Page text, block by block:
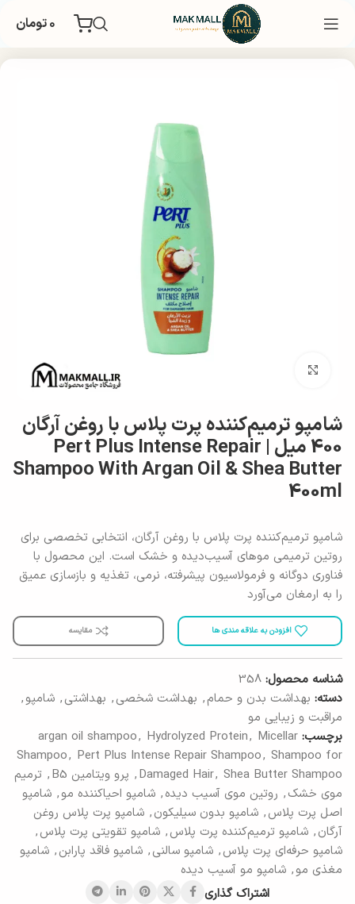
۰تومان
مراقبت و زیبایی مو
شامپو ترمیم‌کننده پرت پلاس با روغن آرگان
400 میل | Pert Plus Intense Repair
Shampoo With Argan Oil & Shea Butter
400ml
شامپو ترمیم‌کننده پرت پلاس با روغن آرگان، انتخابی تخصصی برای
روتین ترمیمی موهای آسیب‌دیده و خشک است. این محصول با
فناوری دوگانه و فرمولاسیون پیشرفته، نرمی، تغذیه و بازسازی عمیق
را به ارمغان می‌آورد
افزودن به علاقه مندی ها مقایسه
شناسه محصول: 358
دسته: بهداشت بدن و حمام, بهداشت شخصی, بهداشتی, شامپو,
مراقبت و زیبایی مو
برچسب:
argan oil shampoo, Hydrolyzed Protein, Micellar
Shampoo, Pert Plus Intense Repair Shampoo, Shampoo for
Damaged Hair, Shea Butter Shampoo
, پرو ویتامین B5 , ترمیم
موی خشک, روتین موی آسیب دیده, شامپو احیاکننده مو, شامپو
اصل پرت پلاس, شامپو بدون سیلیکون, شامپو پرت پلاس روغن
آرگان, شامپو ترمیم‌کننده پرت پلاس, شامپو تقویتی پرت پلاس,
شامپو حرفه‌ای پرت پلاس, شامپو سالنی, شامپو فاقد پارابن, شامپو
مغذی مو, شامپو مو آسیب دیده
اشتراک گذاری